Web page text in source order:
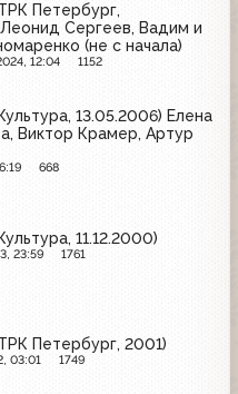
Петербург,
Сергеев, Вадим и
(не с начала)
12:04 1152
13.05.2006) Елена
Виктор Крамер, Артур
668
11.12.2000)
23:59 1761
Петербург, 2001)
03:01 1749